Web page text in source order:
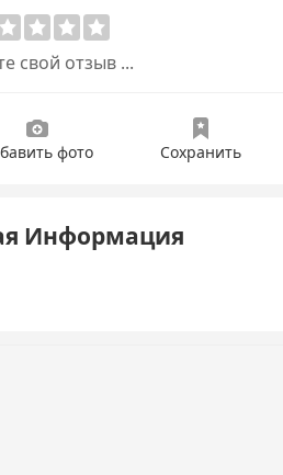
свой отзыв ...
фото Сохранить
Информация